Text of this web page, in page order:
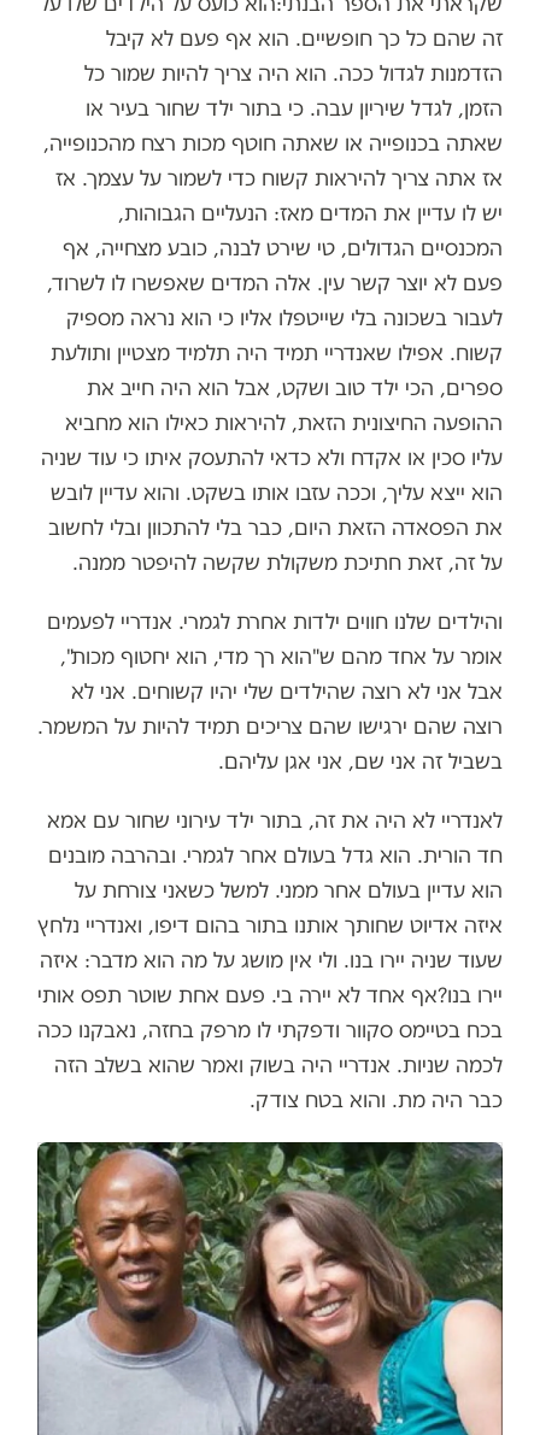
זה שהם כל כך חופשיים. הוא אף פעם לא קיבל
הזדמנות לגדול ככה. הוא היה צריך להיות שמור כל
הזמן, לגדל שיריון עבה. כי בתור ילד שחור בעיר או
שאתה בכנופייה או שאתה חוטף מכות רצח מהכנופייה,
אז אתה צריך להיראות קשוח כדי לשמור על עצמך. אז
יש לו עדיין את המדים מאז: הנעליים הגבוהות,
המכנסיים הגדולים, טי שירט לבנה, כובע מצחייה, אף
פעם לא יוצר קשר עין. אלה המדים שאפשרו לו לשרוד,
לעבור בשכונה בלי שייטפלו אליו כי הוא נראה מספיק
קשוח. אפילו שאנדריי תמיד היה תלמיד מצטיין ותולעת
ספרים, הכי ילד טוב ושקט, אבל הוא היה חייב את
ההופעה החיצונית הזאת, להיראות כאילו הוא מחביא
עליו סכין או אקדח ולא כדאי להתעסק איתו כי עוד שניה
הוא ייצא עליך, וככה עזבו אותו בשקט. והוא עדיין לובש
את הפסאדה הזאת היום, כבר בלי להתכוון ובלי לחשוב
על זה, זאת חתיכת משקולת שקשה להיפטר ממנה.
והילדים שלנו חווים ילדות אחרת לגמרי. אנדריי לפעמים
אומר על אחד מהם ש"הוא רך מדי, הוא יחטוף מכות",
אבל אני לא רוצה שהילדים שלי יהיו קשוחים. אני לא
רוצה שהם ירגישו שהם צריכים תמיד להיות על המשמר.
בשביל זה אני שם, אני אגן עליהם.
לאנדריי לא היה את זה, בתור ילד עירוני שחור עם אמא
חד הורית. הוא גדל בעולם אחר לגמרי. ובהרבה מובנים
הוא עדיין בעולם אחר ממני. למשל כשאני צורחת על
איזה אדיוט שחותך אותנו בתור בהום דיפו, ואנדריי נלחץ
שעוד שניה יירו בנו. ולי אין מושג על מה הוא מדבר: איזה
יירו בנו?אף אחד לא יירה בי. פעם אחת שוטר תפס אותי
בכח בטיימס סקוור ודפקתי לו מרפק בחזה, נאבקנו ככה
לכמה שניות. אנדריי היה בשוק ואמר שהוא בשלב הזה
כבר היה מת. והוא בטח צודק.